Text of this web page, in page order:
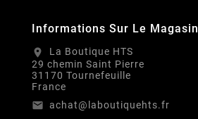
Informations Sur Le Magasin
location_on
La Boutique HTS
29 chemin Saint Pierre
31170 Tournefeuille
France
email achat@laboutiquehts.fr